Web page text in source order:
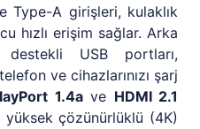
Type-A girişleri, kulaklık
hızlı erişim sağlar. Arka
destekli USB portları,
ve cihazlarınızı şarj
1.4ave HDMI 2.1
çözünürlüklü (4K)